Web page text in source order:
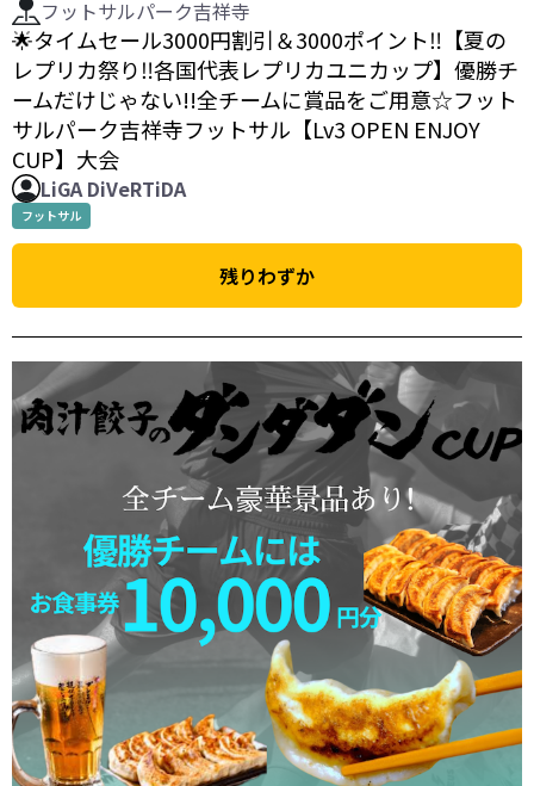
フットサルパーク吉祥寺
🌟タイムセール3000円割引＆3000ポイント‼️【夏の
レプリカ祭り‼️各国代表レプリカユニカップ】優勝チ
ームだけじゃない!!全チームに賞品をご用意☆フット
サルパーク吉祥寺フットサル【Lv3 OPEN ENJOY
CUP】大会
LiGA DiVeRTiDA
フットサル
残りわずか